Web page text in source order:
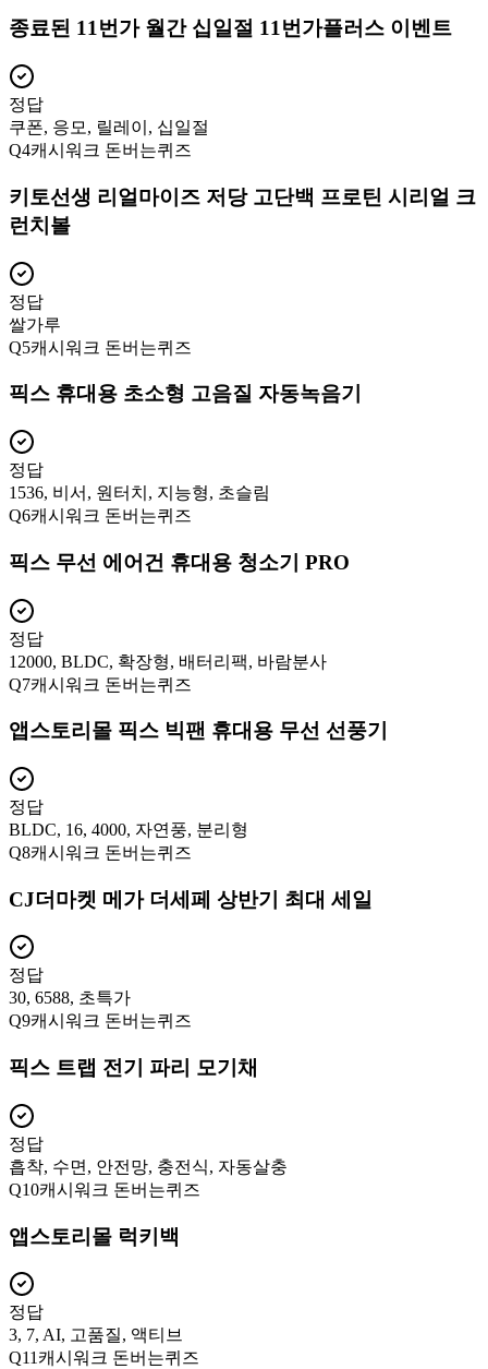
종료된 11번가 월간 십일절 11번가플러스 이벤트
정답
쿠폰, 응모, 릴레이, 십일절
Q4캐시워크 돈버는퀴즈
키토선생 리얼마이즈 저당 고단백 프로틴 시리얼 크
런치볼
정답
쌀가루
Q5캐시워크 돈버는퀴즈
픽스 휴대용 초소형 고음질 자동녹음기
정답
1536, 비서, 원터치, 지능형, 초슬림
Q6캐시워크 돈버는퀴즈
픽스 무선 에어건 휴대용 청소기 PRO
정답
12000, BLDC, 확장형, 배터리팩, 바람분사
Q7캐시워크 돈버는퀴즈
앱스토리몰 픽스 빅팬 휴대용 무선 선풍기
정답
BLDC, 16, 4000, 자연풍, 분리형
Q8캐시워크 돈버는퀴즈
CJ더마켓 메가 더세페 상반기 최대 세일
정답
30, 6588, 초특가
Q9캐시워크 돈버는퀴즈
픽스 트랩 전기 파리 모기채
정답
흡착, 수면, 안전망, 충전식, 자동살충
Q10캐시워크 돈버는퀴즈
앱스토리몰 럭키백
정답
3, 7, AI, 고품질, 액티브
Q11 캐시워크 돈버는퀴즈